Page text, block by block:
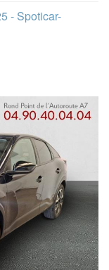
- Spoticar-